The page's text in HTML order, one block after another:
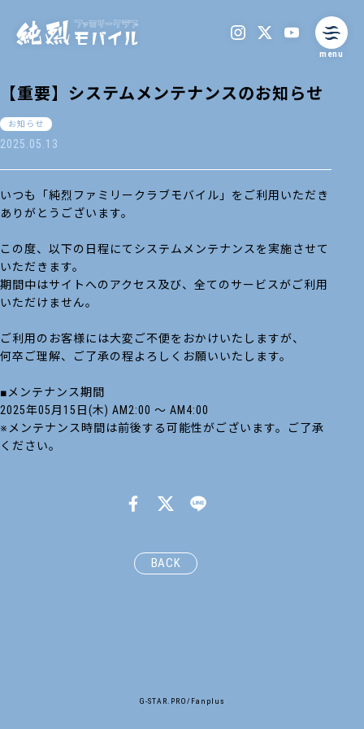
menu
【重要】システムメンテナンスのお知らせ
お知らせ
2025.05.13
いつも「純烈ファミリークラブモバイル」をご利用いただき
ありがとうございます。
この度、以下の日程にてシステムメンテナンスを実施させて
いただきます。
期間中はサイトへのアクセス及び、全てのサービスがご利用
いただけません。
ご利用のお客様には大変ご不便をおかけいたしますが、
何卒ご理解、ご了承の程よろしくお願いいたします。
■メンテナンス期間
2025年05月15日(木) AM2:00 ～ AM4:00
※メンテナンス時間は前後する可能性がございます。ご了承
ください。
BACK
G-STAR.PRO/Fanplus